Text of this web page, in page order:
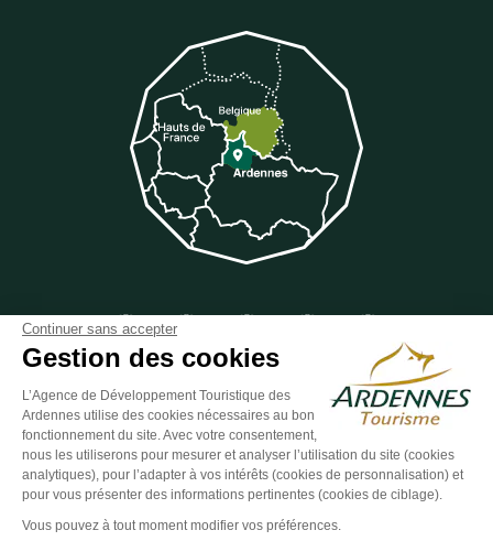
Suivez-nous sur Facebook
ESPACE GROUPES ESPACE PRESSE ESPACE PRO
Plan du site-Politique de confidentialité -Mentions légales -
Éditer mes cookies -Made with byIRIS Interactive
conditions d'utilisation de Google s'appliquent.
Continuer sans accepter
Gestion des cookies
L’Agence de Développement Touristique des
Ardennes utilise des cookies nécessaires au bon
fonctionnement du site. Avec votre consentement,
nous les utiliserons pour mesurer et analyser l’utilisation du site (cookies
analytiques), pour l’adapter à vos intérêts (cookies de personnalisation) et
pour vous présenter des informations pertinentes (cookies de ciblage).
Vous pouvez à tout moment modifier vos préférences.